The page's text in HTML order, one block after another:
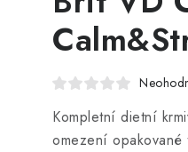
Kompletní dietní
omezení opakované